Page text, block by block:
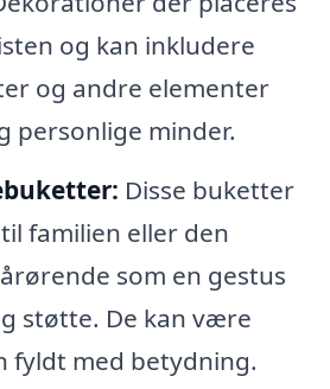
og kan inkludere
og andre elementer
personlige minder.
Disse buketter
familien eller den
som en gestus
støtte. De kan være
fyldt med betydning.